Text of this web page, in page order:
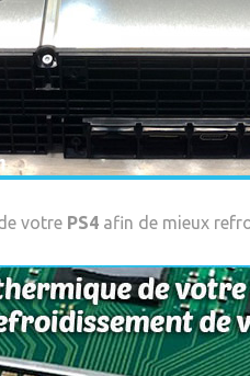
votre PS4 afin de mieux